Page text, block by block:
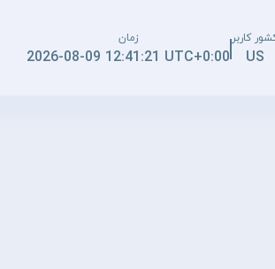
کاربر
US
زمان
2026-08-09 12:41:21 UTC+0:00